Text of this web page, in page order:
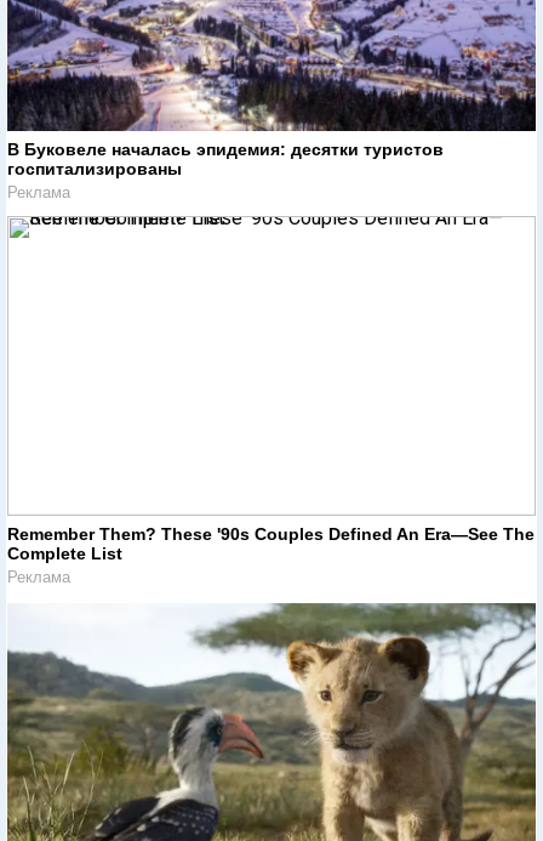
В Буковеле началась эпидемия: десятки туристов
госпитализированы
Реклама
Remember Them? These '90s Couples Defined An Era—See The
Complete List
Реклама